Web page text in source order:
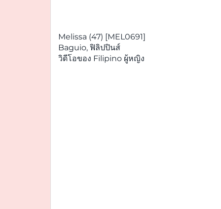
Melissa (47) [MEL0691]
Baguio, ฟิลิปปินส์
วิดีโอของ Filipino ผู้หญิง